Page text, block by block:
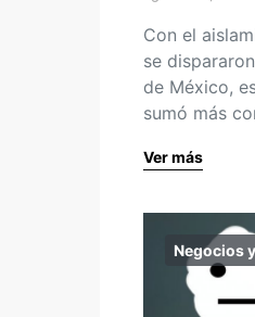
Con el
se
de México,
sumó más
Ver más
Negocios